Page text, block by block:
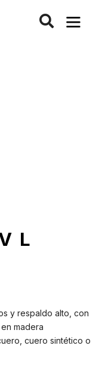
L
y respaldo alto, con
madera
cuero sintético o